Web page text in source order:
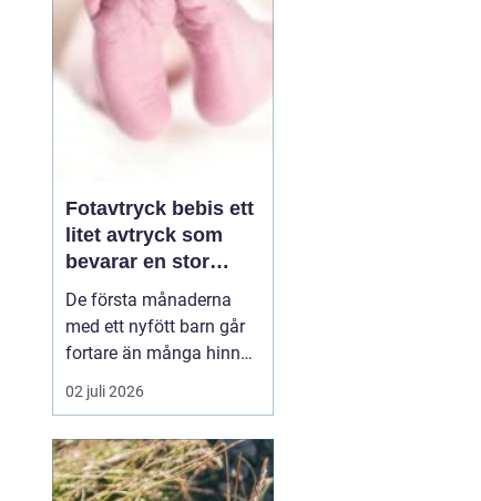
längre går över av sig
själv, eller när
återkommand...
Fotavtryck bebis ett
litet avtryck som
bevarar en stor
stund
De första månaderna
med ett nyfött barn går
fortare än många hinner
med. Ena dagen ryms
hela foten i handflatan,
redan vuxit ur sina första
pyjamasar.Ett fotavtryck
02 juli 2026